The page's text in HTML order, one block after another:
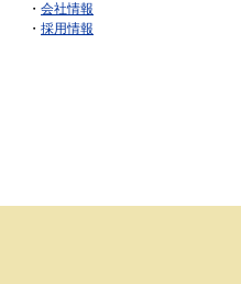
・ 会社情報
・ 採用情報